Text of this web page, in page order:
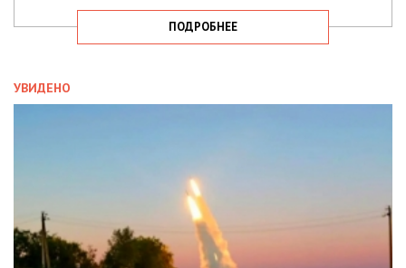
ПОДРОБНЕЕ
УВИДЕНО